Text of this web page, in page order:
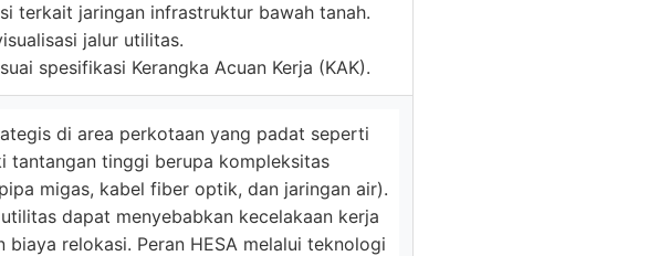
terkait jaringan infrastruktur bawah tanah.
jalur utilitas.
spesifikasi Kerangka Acuan Kerja (KAK).
di area perkotaan yang padat seperti
tantangan tinggi berupa kompleksitas
migas, kabel fiber optik, dan jaringan air).
utilitas dapat menyebabkan kecelakaan kerja
relokasi. Peran HESA melalui teknologi